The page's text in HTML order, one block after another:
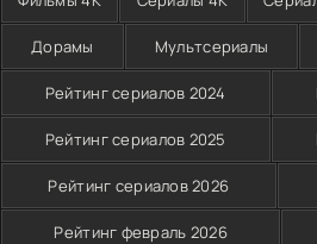
Дорамы Мультсериалы
Рейтинг сериалов 2024
Рейтинг сериалов 2025
Рейтинг сериалов 2026
Рейтинг февраль 2026